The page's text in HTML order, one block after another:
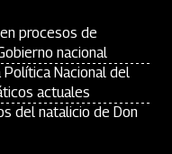
procesos de
nacional
Nacional del
actuales
del natalicio de Don